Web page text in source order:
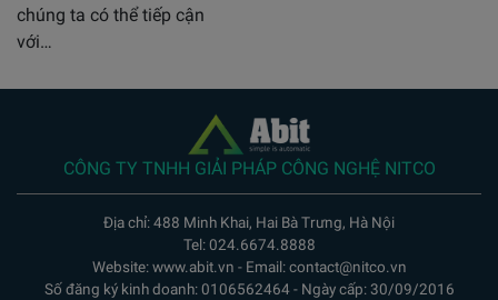
chúng ta có thể tiếp cận
với…
CÔNG TY TNHH GIẢI PHÁP CÔNG NGHỆ NITCO
Địa chỉ: 488 Minh Khai, Hai Bà Trưng, Hà Nội
Tel: 024.6674.8888
Website: www.abit.vn - Email: contact@nitco.vn
Số đăng ký kinh doanh: 0106562464 - Ngày cấp: 30/09/2016